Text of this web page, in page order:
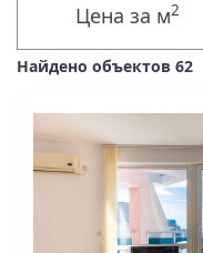
Цена за м2
Найдено объектов 62